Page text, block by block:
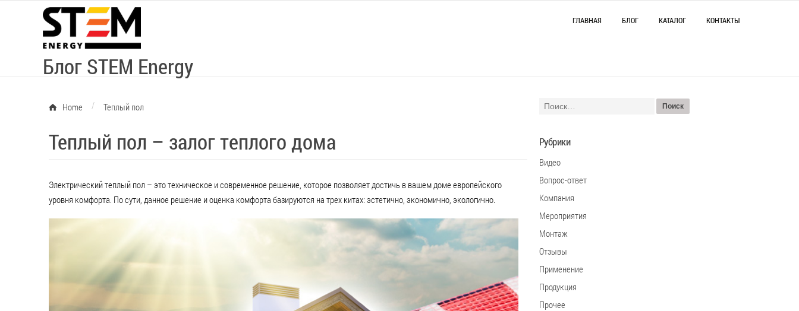
Блог STEM Energy
ГЛАВНАЯ БЛОГ КАТАЛОГ КОНТАКТЫ
Home / Теплый пол
Теплый пол – залог теплого дома
Электрический теплый пол – это техническое и современное решение, которое позволяет достичь в вашем доме европейского
уровня комфорта. По сути, данное решение и оценка комфорта базируются на трех китах: эстетично, экономично, экологично.
Рубрики
Видео
Вопрос-ответ
Компания
Мероприятия
Монтаж
Отзывы
Применение
Продукция
Прочее